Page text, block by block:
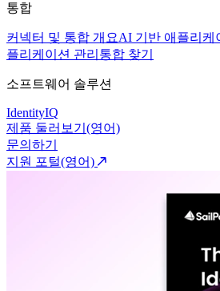
통합
커넥터 및 통합 개요AI 기반 애플리케
플리케이션 관리 통합 찾기
소프트웨어 솔루션
IdentityIQ
제품 둘러보기(영어)
문의하기
지원 포털(영어)